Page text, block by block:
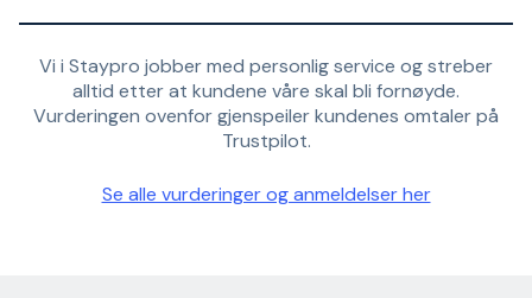
Vi i Staypro jobber med personlig service og streber
alltid etter at kundene våre skal bli fornøyde.
Vurderingen ovenfor gjenspeiler kundenes omtaler på
Trustpilot.
Se alle vurderinger og anmeldelser her